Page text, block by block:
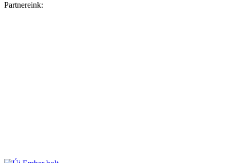
Partnereink: